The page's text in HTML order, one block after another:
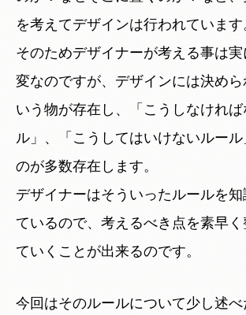
を考えてデザインは行われています
そのためデザイナーが考える事は
変なのですが、デザインには決めら
いう物が存在し、「こうしなけれ
ル」、「こうしてはいけないルー
のが多数存在します。
デザイナーはそういったルールを知
ているので、考えるべき点を素早く
ていくことが出来るのです。
今回はそのルールについて少し述べ